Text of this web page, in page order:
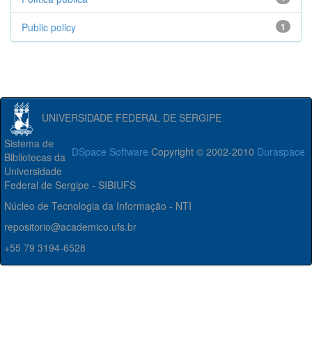
1
Public policy
UNIVERSIDADE FEDERAL DE SERGIPE
DSpace Software Copyright © 2002-2010 Duraspace
Sistema de
Bibliotecas da
Universidade
Federal de Sergipe - SIBIUFS
Núcleo de Tecnologia da Informação - NTI
repositorio@academico.ufs.br
+55 79 3194-6528